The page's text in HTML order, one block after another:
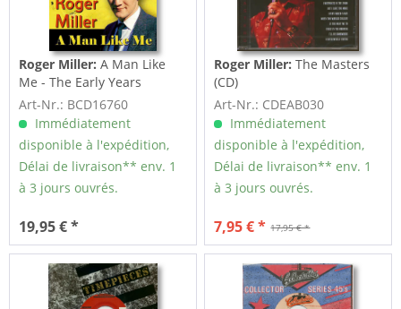
Roger Miller:A Man Like
Me - The Early Years
Art-Nr.: BCD16760
Immédiatement
disponible à l'expédition,
Délai de livraison** env. 1
à 3 jours ouvrés.
19,95 € *
Roger Miller:The Masters
(CD)
Art-Nr.: CDEAB030
Immédiatement
disponible à l'expédition,
Délai de livraison** env. 1
à 3 jours ouvrés.
17,95 € *
7,95 € *